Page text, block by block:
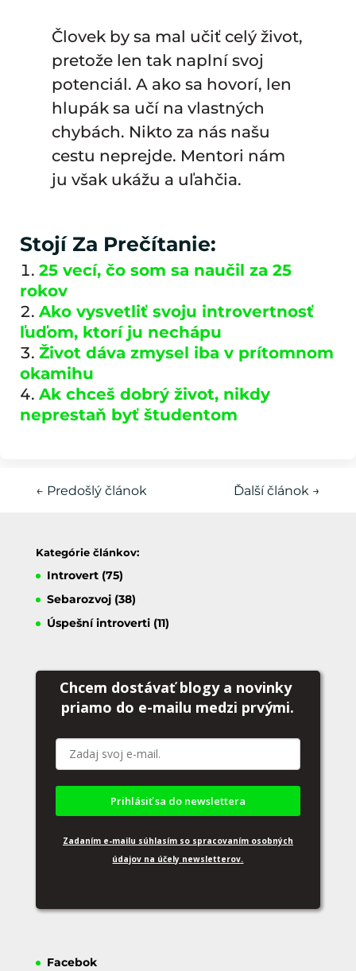
Človek by sa mal učiť celý život,
pretože len tak naplní svoj
potenciál. A ako sa hovorí, len
hlupák sa učí na vlastných
chybách. Nikto za nás našu
cestu neprejde. Mentori nám
ju však ukážu a uľahčia.
Stojí Za Prečítanie:
25 vecí, čo som sa naučil za 25
rokov
Ako vysvetliť svoju introvertnosť
ľuďom, ktorí ju nechápu
Život dáva zmysel iba v prítomnom
okamihu
Ak chceš dobrý život, nikdy
neprestaň byť študentom
← Predošlý článok Ďalší článok →
Kategórie článkov:
Introvert(75)
Sebarozvoj(38)
Úspešní introverti(11)
Chcem dostávať blogy a novinky
priamo do e-mailu medzi prvými.
Prihlásiť sa do newslettera
Zadaním e-mailu súhlasím so spracovaním osobných
údajov na účely newsletterov.
Facebok